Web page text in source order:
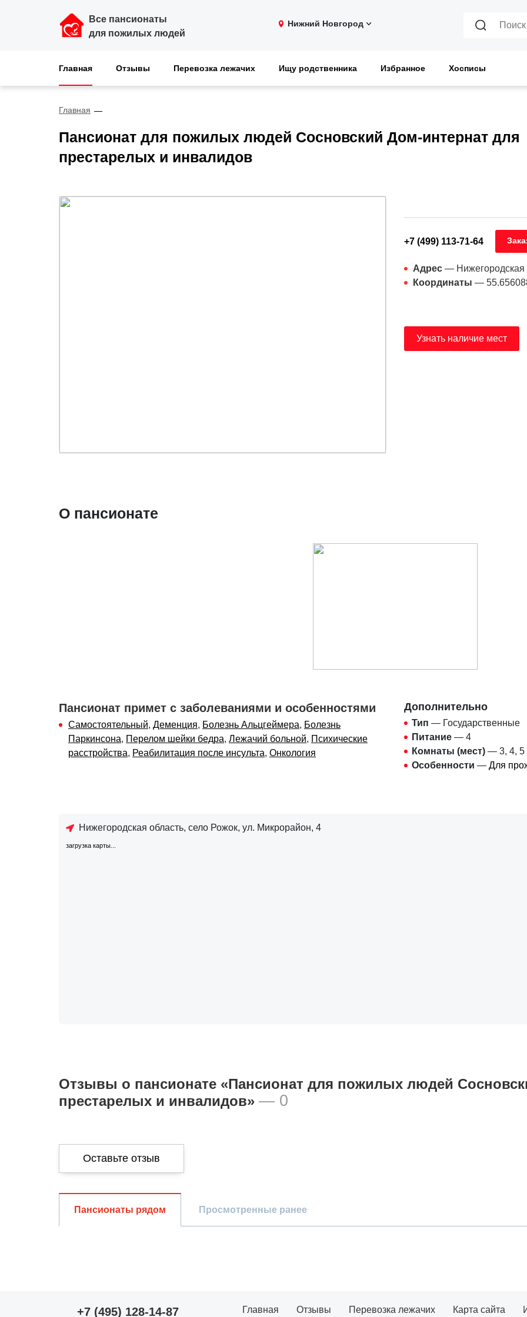
Все пансионаты
для пожилых людей
Нижний Новгород
Главная Отзывы Перевозка лежачих Ищу родственника Избранное Хосписы
Главная
Пансионат для пожилых людей Сосновский Дом-интернат для
престарелых и инвалидов
+7 (499) 113-71-64
Адрес — Нижегородская
Координаты —
Узнать наличие мест
О пансионате
Пансионат примет с заболеваниями и особенностями
Самостоятельный, Деменция, Болезнь Альцгеймера, Болезнь
Паркинсона, Перелом шейки бедра, Лежачий больной, Психические
расстройства, Реабилитация после инсульта, Онкология
Дополнительно
Тип — Государственные
Питание — 4
Комнаты (мест) — 3, 4, 5
Особенности — Для
Нижегородская область, село Рожок, ул. Микрорайон, 4
загрузка карты...
Отзывы о пансионате «Пансионат для пожилых людей
престарелых и инвалидов» — 0
Оставьте отзыв
Опыт использования
Пансионаты рядом Просмотренные ранее
+7 (495) 128-14-87 Главная Отзывы Перевозка лежачих Карта сайта